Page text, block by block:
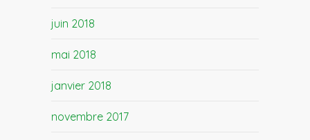
juin 2018
mai 2018
janvier 2018
novembre 2017